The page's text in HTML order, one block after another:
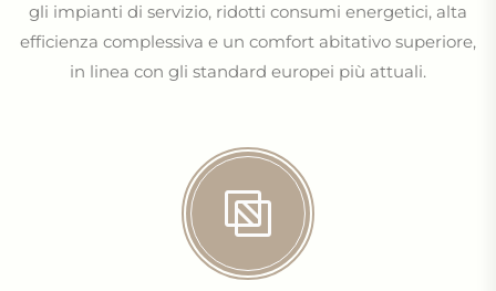
gli impianti di servizio, ridotti consumi energetici, alta
efficienza complessiva e un comfort abitativo superiore,
in linea con gli standard europei più attuali.